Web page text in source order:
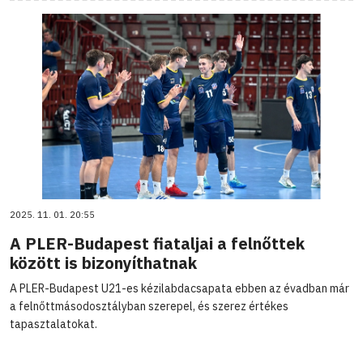
2025. 11. 01. 20:55
A PLER-Budapest fiataljai a felnőttek
között is bizonyíthatnak
A PLER-Budapest U21-es kézilabdacsapata ebben az évadban már
a felnőttmásodosztályban szerepel, és szerez értékes
tapasztalatokat.